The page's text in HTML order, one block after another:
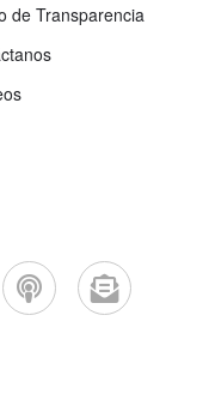
de Transparencia